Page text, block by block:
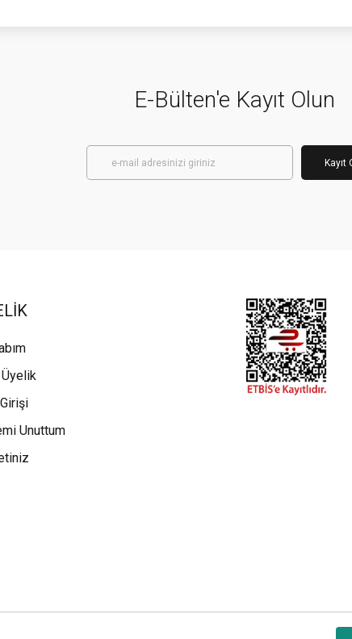
E-Bülten'e Kayıt Olun
Kayıt
Unuttum